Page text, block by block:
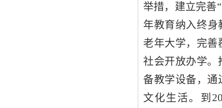
举措， 建立完善“
年教育纳入终身
老年大学， 完善
社会开放办学。
备教学设备，通
文化生活。到